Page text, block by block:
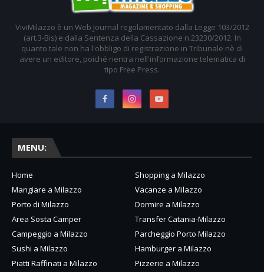
ViviMilazzo è un Web Journal regolamentato dalla Legge 103/2012
(art.3-Bis) e dalla Sentenza della Cassazione n.23230/2012. In
quanto tale non ha l'obbligo di registrazione in Tribunale nè di
avere un editore, poiché rientra nell'informazione telematica di
tipo Free Press.
MENU:
Home
Shopping a Milazzo
Mangiare a Milazzo
Vacanze a Milazzo
Porto di Milazzo
Dormire a Milazzo
Area Sosta Camper
Transfer Catania-Milazzo
Campeggio a Milazzo
Parcheggio Porto Milazzo
Sushi a Milazzo
Hamburger a Milazzo
Piatti Raffinati a Milazzo
Pizzerie a Milazzo